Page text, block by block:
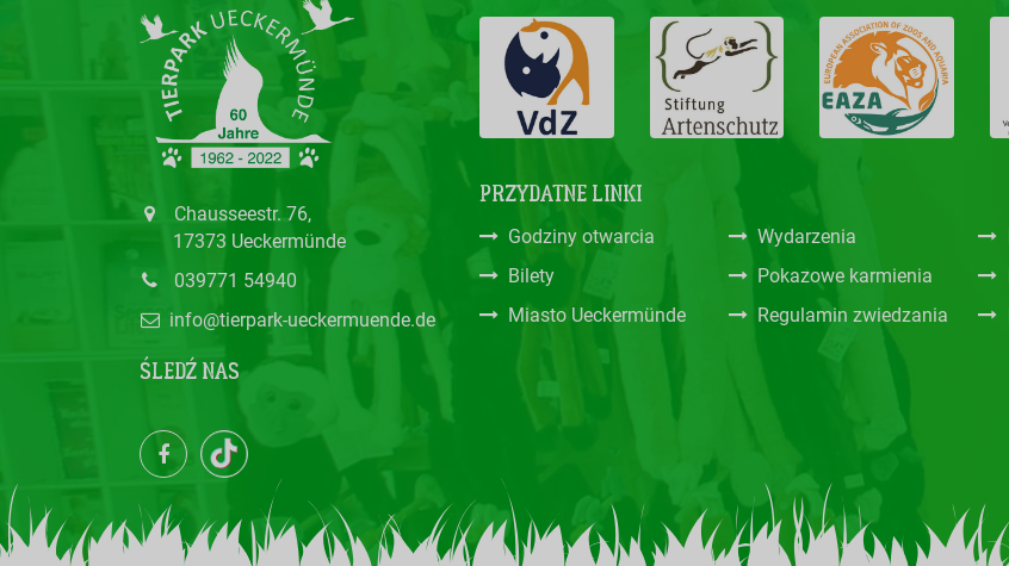
Chausseestr. 76,
17373 Ueckermünde
039771 54940
info@tierpark-ueckermuende.de
ŚLEDŹ NAS
PRZYDATNE LINKI
Godziny otwarcia
Bilety
Miasto Ueckermünde
Wydarzenia
Pokazowe karmienia
Regulamin zwiedzania